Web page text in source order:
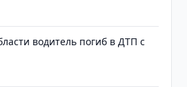
водитель погиб в ДТП с